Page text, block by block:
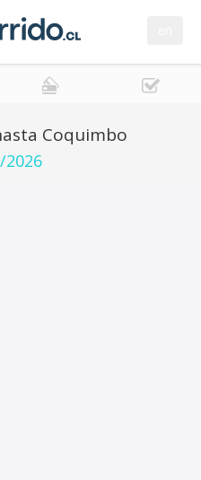
Coquimbo
2026